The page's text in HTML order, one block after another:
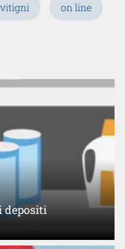
vitigni on line
depositi